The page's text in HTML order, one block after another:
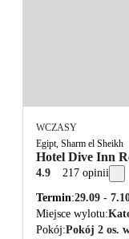
WCZASY
Egipt, Sharm el Sheikh
Hotel Dive Inn
4.9 217 opinii
Termin 29.09 -
Miejsce wylotu
Pokój Pokój 2 os.